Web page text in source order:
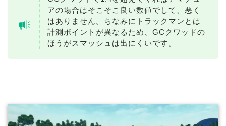
アの場合はそこそこ良い数値でして、悪く
はありません。ちなみにトラックマンとは
計測ポイントが異なるため、GCクワッドの
ほうがスマッシュは出にくいです。